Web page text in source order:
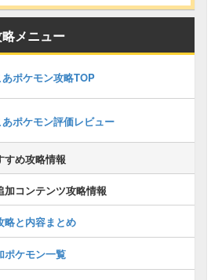
メニュー
ポケモン攻略TOP
ポケモン評価レビュー
すめ攻略情報
加コンテンツ攻略情報
略と内容まとめ
ポケモン一覧